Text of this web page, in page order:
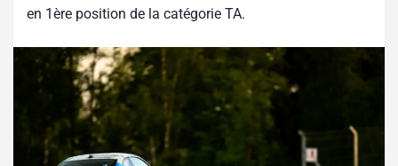
en 1ère position de la catégorie TA.